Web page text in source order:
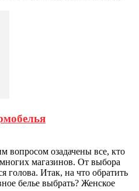
вопросом озадачены все, кто
магазинов. От выбора
голова. Итак, на что обратить
белье выбрать? Женское